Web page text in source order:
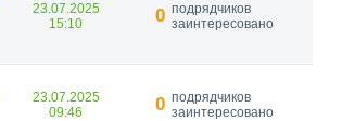
23.07.2025
15:10
0 подрядчиков
заинтересовано
23.07.2025
09:46
0 подрядчиков
заинтересовано